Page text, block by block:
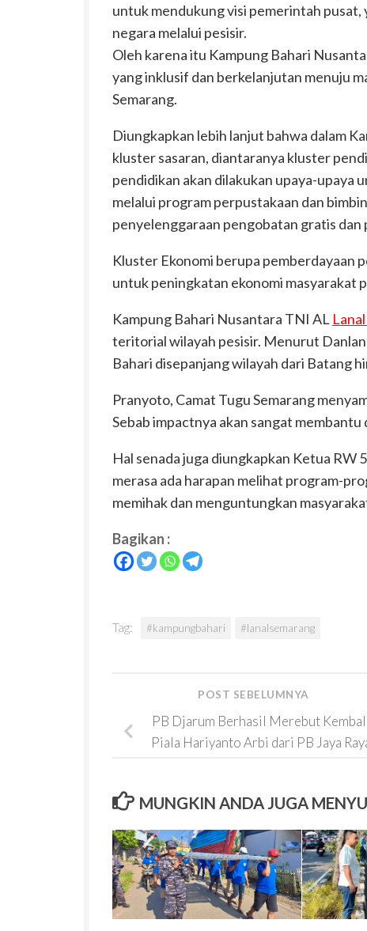
untuk mendukung visi pemerintah pusat,
negara melalui pesisir.
Oleh karena itu Kampung Bahari
yang inklusif dan berkelanjutan menuju
Semarang.
Diungkapkan lebih lanjut bahwa dalam
kluster sasaran, diantaranya kluster
pendidikan akan dilakukan upaya-upaya
melalui program perpustakaan dan
penyelenggaraan pengobatan gratis dan
Kluster Ekonomi berupa pemberdayaan
untuk peningkatan ekonomi masyarakat
Kampung Bahari Nusantara TNI AL
teritorial wilayah pesisir. Menurut
Bahari disepanjang wilayah dari Batang
Pranyoto, Camat Tugu Semarang
Sebab impactnya akan sangat
Hal senada juga diungkapkan Ketua
merasa ada harapan melihat program-
memihak dan menguntungkan
Bagikan :
Tag: #kampungbahari #lanalsemarang
POST SEBELUMNYA
PB Djarum Berhasil Merebut
Piala Hariyanto Arbi dari PB Jaya
MUNGKIN ANDA JUGA